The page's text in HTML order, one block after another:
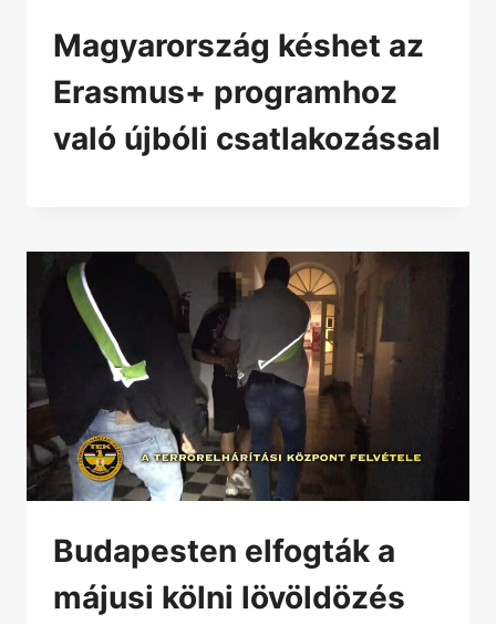
Magyarország késhet az
Erasmus+ programhoz
való újbóli csatlakozással
Budapesten elfogták a
májusi kölni lövöldözés